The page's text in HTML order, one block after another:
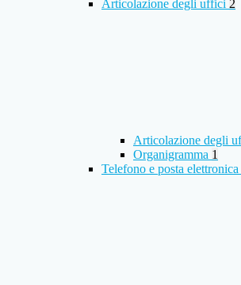
Articolazione degli uffici 2
Articolazione degli
Organigramma 1
Telefono e posta elettronica